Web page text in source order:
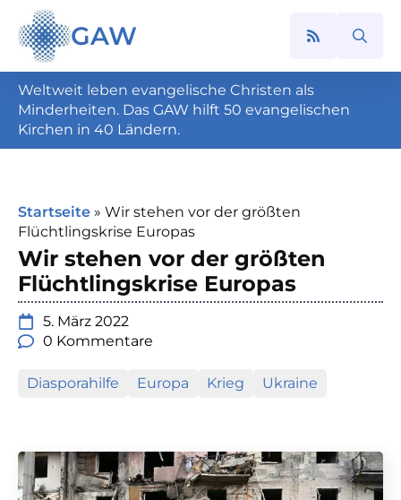
GAW
Search
Weltweit leben evangelische Christen als
Minderheiten. Das GAW hilft 50 evangelischen
Kirchen in 40 Ländern.
Startseite » Wir stehen vor der größten
Flüchtlingskrise Europas
Wir stehen vor der größten
Flüchtlingskrise Europas
5. März 2022
0 Kommentare
Diasporahilfe Europa Krieg Ukraine